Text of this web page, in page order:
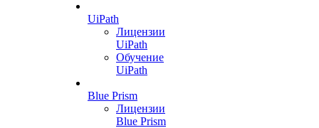
UiPath
Лицензии
UiPath
Обучение
UiPath
Blue Prism
Лицензии
Blue Prism